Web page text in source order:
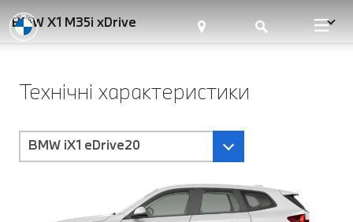
BMW X1 M35i xDrive
Технічні характеристики
BMW iX1 eDrive20